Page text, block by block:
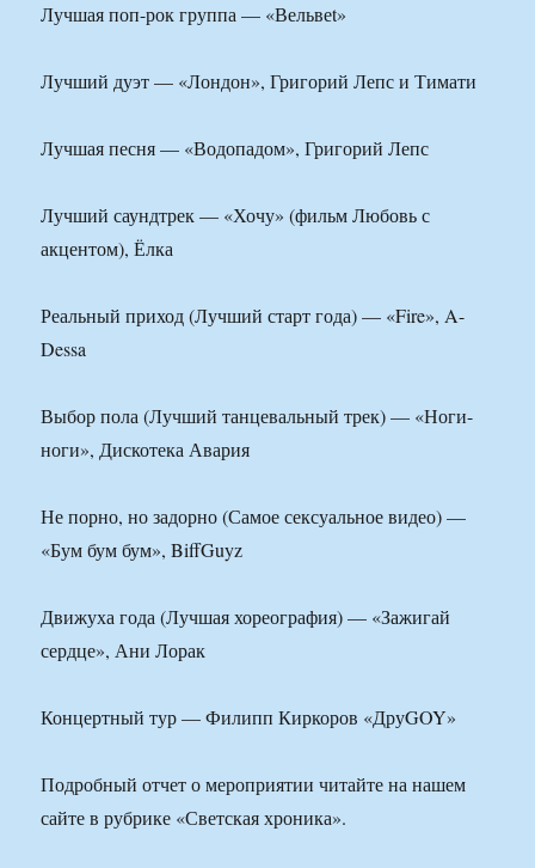
Лучшая поп-рок группа — «Вельвеt»
Лучший дуэт — «Лондон», Григорий Лепс и Тимати
Лучшая песня — «Водопадом», Григорий Лепс
Лучший саундтрек — «Хочу» (фильм Любовь с
акцентом), Ёлка
Реальный приход (Лучший старт года) — «Fire», A-
Dessa
Выбор пола (Лучший танцевальный трек) — «Ноги-
ноги», Дискотека Авария
Не порно, но задорно (Самое сексуальное видео) —
«Бум бум бум», BiffGuyz
Движуха года (Лучшая хореография) — «Зажигай
сердце», Ани Лорак
Концертный тур — Филипп Киркоров «ДруGOY»
Подробный отчет о мероприятии читайте на нашем
сайте в рубрике «Светская хроника».